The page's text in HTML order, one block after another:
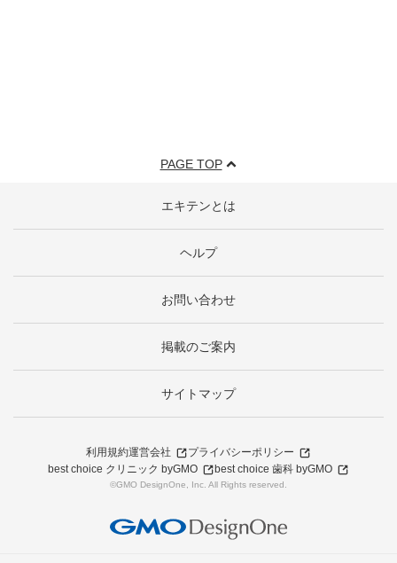
PAGE TOP
エキテンとは
ヘルプ
お問い合わせ
掲載のご案内
サイトマップ
利用規約運営会社
プライバシーポリシー
best choice クリニック byGMO
best choice 歯科 byGMO
©GMO DesignOne, Inc. All Rights reserved.